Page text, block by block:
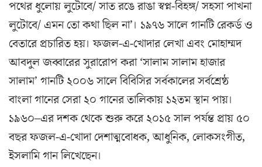
পথের ধুলোয় লুটোবে/ সাত রঙে রাঙা স্বপ্ন-বিহঙ্গ/ সহসা পাখনা
লুটোবে/ এমন তো কথা ছিল না’। ১৯৭৬ সালে গানটি রেকর্ড ও
বেতারে প্রচারিত হয়। ফজল-এ-খোদার লেখা এবং মোহাম্মদ
আবদুল জব্বারের সুরারোপ করা ‘সালাম সালাম হাজার
সালাম’ গানটি ২০০৬ সালে বিবিসির সর্বকালের সর্বশ্রেষ্ঠ
বাংলা গানের সেরা ২০ গানের তালিকায় ১২তম স্থান পায়।
১৯৬০–এর দশক থেকে শুরু করে ২০১৫ সাল পর্যন্ত প্রায় ৫০
বছর ফজল-এ-খোদা দেশাত্মবোধক, আধুনিক, লোকসংগীত,
ইসলামি গান লিখেছেন।